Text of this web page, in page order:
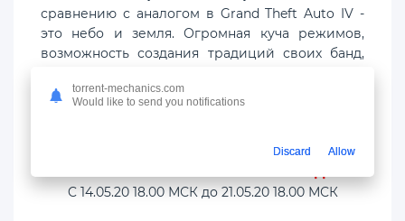
сравнению с аналогом в Grand Theft Auto IV -
это небо и земля. Огромная куча режимов,
возможность создания традиций своих банд,
стрелялок и конечно ограблений, где вы с
друзьями планируете и грабите то или кого-то.
C 14.05.20 18.00 МСК до 21.05.20 18.00 МСК
torrent-mechanics.com
Would like to send you notifications
Discard Allow